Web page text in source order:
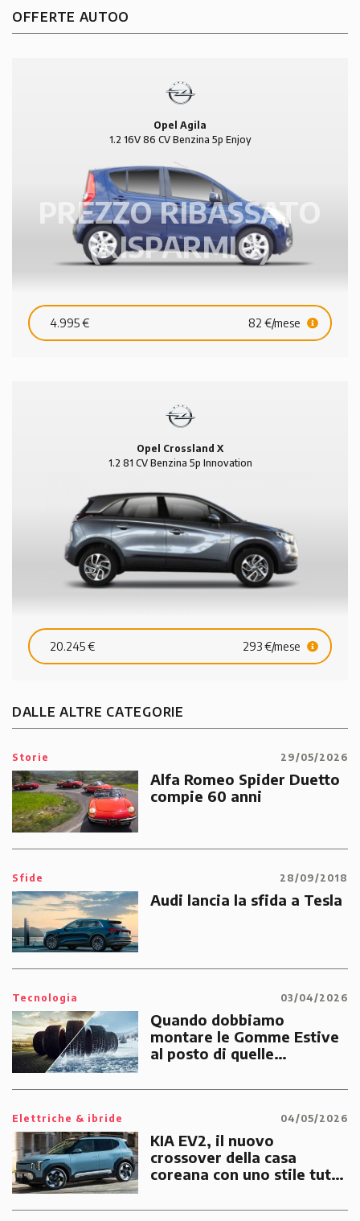
OFFERTE AUTOO
Opel Agila
1.2 16V 86 CV Benzina 5p Enjoy
PREZZO RIBASSATO
(RISPARMIO)
4.995 € 82 €/mese
Opel Crossland X
1.2 81 CV Benzina 5p Innovation
20.245 € 293 €/mese
DALLE ALTRE CATEGORIE
Storie 29/05/2026
Alfa Romeo Spider Duetto
compie 60 anni
Sfide 28/09/2018
Audi lancia la sfida a Tesla
Tecnologia 03/04/2026
Quando dobbiamo
montare le Gomme Estive
al posto di quelle
Elettriche & ibride 04/05/2026
KIA EV2, il nuovo
crossover della casa
coreana con uno stile tutto